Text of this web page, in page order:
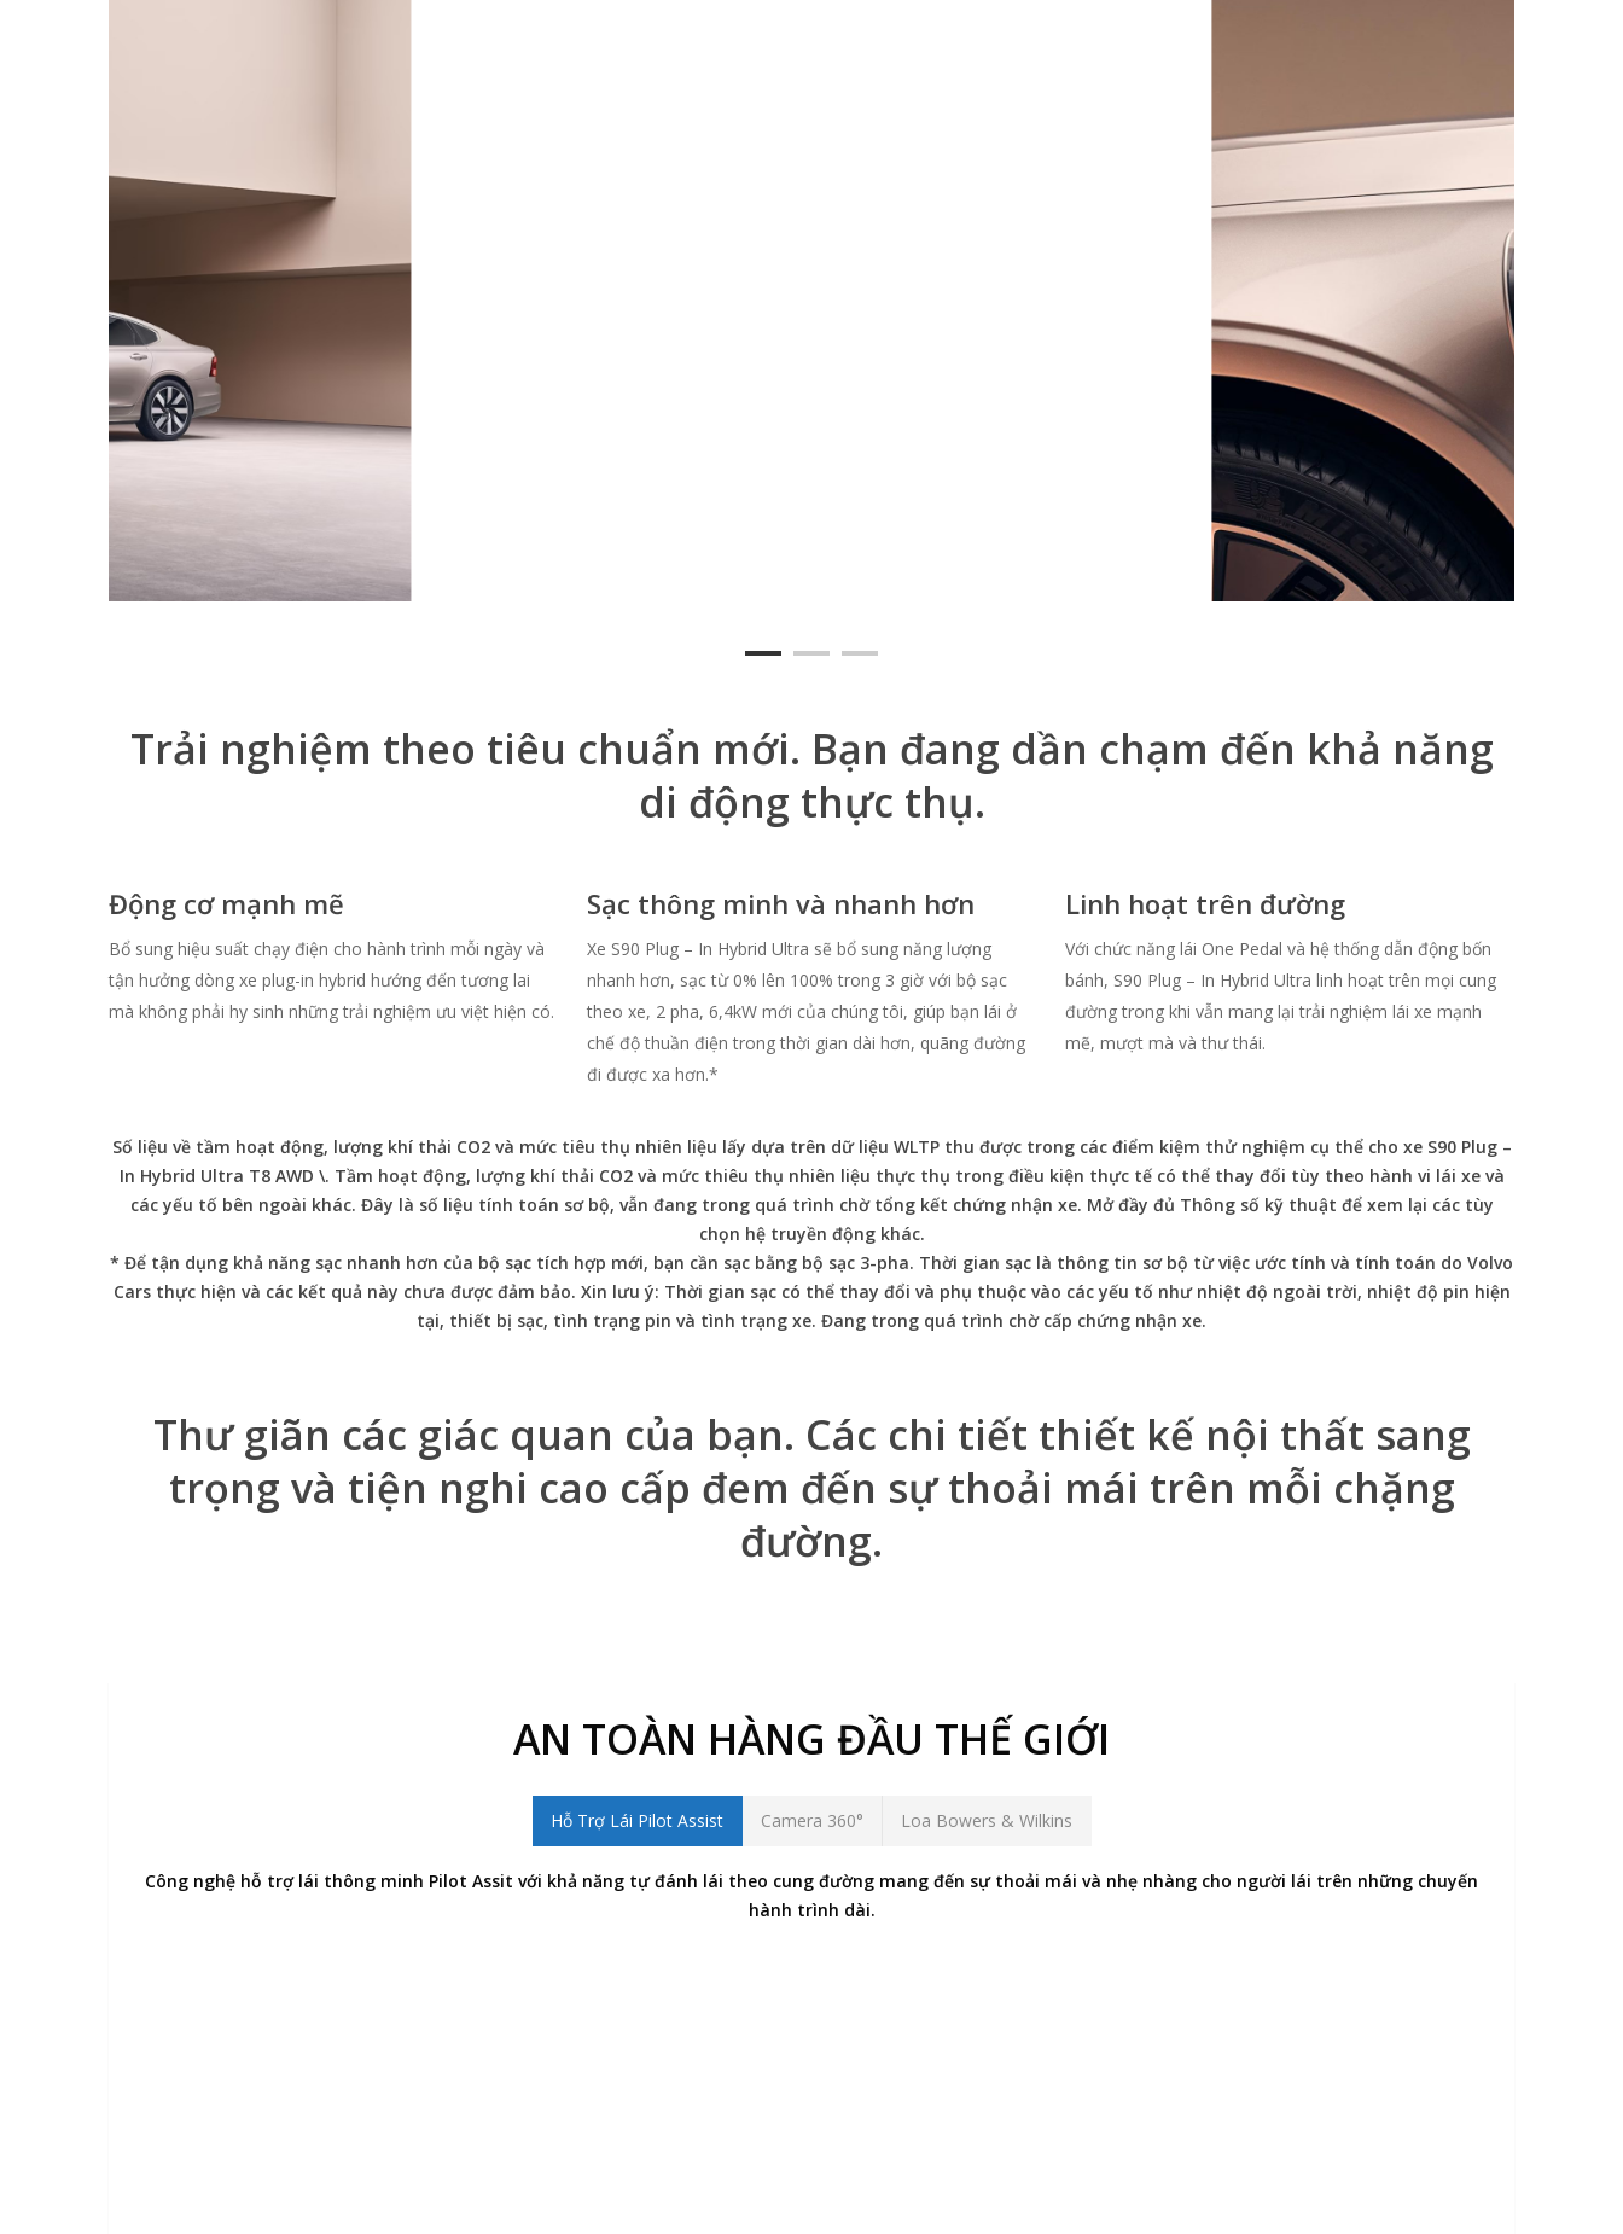
Trải nghiệm theo tiêu chuẩn mới. Bạn đang dần chạm đến khả năng
di động thực thụ.
Động cơ mạnh mẽ
Bổ sung hiệu suất chạy điện cho hành trình mỗi ngày và
tận hưởng dòng xe plug-in hybrid hướng đến tương lai
mà không phải hy sinh những trải nghiệm ưu việt hiện có.
Sạc thông minh và nhanh hơn
Xe S90 Plug – In Hybrid Ultra sẽ bổ sung năng lượng
nhanh hơn, sạc từ 0% lên 100% trong 3 giờ với bộ sạc
theo xe, 2 pha, 6,4kW mới của chúng tôi, giúp bạn lái ở
chế độ thuần điện trong thời gian dài hơn, quãng đường
đi được xa hơn.*
Linh hoạt trên đường
Với chức năng lái One Pedal và hệ thống dẫn động bốn
bánh, S90 Plug – In Hybrid Ultra linh hoạt trên mọi cung
đường trong khi vẫn mang lại trải nghiệm lái xe mạnh
mẽ, mượt mà và thư thái.
Số liệu về tầm hoạt động, lượng khí thải CO2 và mức tiêu thụ nhiên liệu lấy dựa trên dữ liệu WLTP thu được trong các điểm kiệm thử nghiệm cụ thể cho xe S90 Plug –
In Hybrid Ultra T8 AWD \. Tầm hoạt động, lượng khí thải CO2 và mức thiêu thụ nhiên liệu thực thụ trong điều kiện thực tế có thể thay đổi tùy theo hành vi lái xe và
các yếu tố bên ngoài khác. Đây là số liệu tính toán sơ bộ, vẫn đang trong quá trình chờ tổng kết chứng nhận xe. Mở đầy đủ Thông số kỹ thuật để xem lại các tùy
chọn hệ truyền động khác.
* Để tận dụng khả năng sạc nhanh hơn của bộ sạc tích hợp mới, bạn cần sạc bằng bộ sạc 3-pha. Thời gian sạc là thông tin sơ bộ từ việc ước tính và tính toán do Volvo
Cars thực hiện và các kết quả này chưa được đảm bảo. Xin lưu ý: Thời gian sạc có thể thay đổi và phụ thuộc vào các yếu tố như nhiệt độ ngoài trời, nhiệt độ pin hiện
tại, thiết bị sạc, tình trạng pin và tình trạng xe. Đang trong quá trình chờ cấp chứng nhận xe.
Thư giãn các giác quan của bạn. Các chi tiết thiết kế nội thất sang
trọng và tiện nghi cao cấp đem đến sự thoải mái trên mỗi chặng
đường.
AN TOÀN HÀNG ĐẦU THẾ GIỚI
Hỗ Trợ Lái Pilot Assist Camera 360° Loa Bowers & Wilkins
Công nghệ hỗ trợ lái thông minh Pilot Assit với khả năng tự đánh lái theo cung đường mang đến sự thoải mái và nhẹ nhàng cho người lái trên những chuyến
hành trình dài.